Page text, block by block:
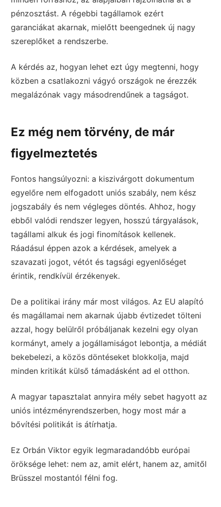
pénzosztást. A régebbi tagállamok ezért
garanciákat akarnak, mielőtt beengednek új nagy
szereplőket a rendszerbe.
A kérdés az, hogyan lehet ezt úgy megtenni, hogy
közben a csatlakozni vágyó országok ne érezzék
megalázónak vagy másodrendűnek a tagságot.
Ez még nem törvény, de már
figyelmeztetés
Fontos hangsúlyozni: a kiszivárgott dokumentum
egyelőre nem elfogadott uniós szabály, nem kész
jogszabály és nem végleges döntés. Ahhoz, hogy
ebből valódi rendszer legyen, hosszú tárgyalások,
tagállami alkuk és jogi finomítások kellenek.
Ráadásul éppen azok a kérdések, amelyek a
szavazati jogot, vétót és tagsági egyenlőséget
érintik, rendkívül érzékenyek.
De a politikai irány már most világos. Az EU alapító
és magállamai nem akarnak újabb évtizedet tölteni
azzal, hogy belülről próbáljanak kezelni egy olyan
kormányt, amely a jogállamiságot lebontja, a médiát
bekebelezi, a közös döntéseket blokkolja, majd
minden kritikát külső támadásként ad el otthon.
A magyar tapasztalat annyira mély sebet hagyott az
uniós intézményrendszerben, hogy most már a
bővítési politikát is átírhatja.
Ez Orbán Viktor egyik legmaradandóbb európai
öröksége lehet: nem az, amit elért, hanem az, amitől
Brüsszel mostantól félni fog.